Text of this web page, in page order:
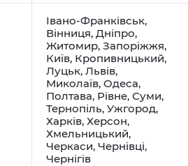
Івано-Франківськ,
Вінниця, Дніпро,
Житомир, Запоріжжя,
Київ, Кропивницький,
Луцьк, Львів,
Миколаїв, Одеса,
Полтава, Рівне, Суми,
Тернопіль, Ужгород,
Харків, Херсон,
Хмельницький,
Черкаси, Чернівці,
Чернігів